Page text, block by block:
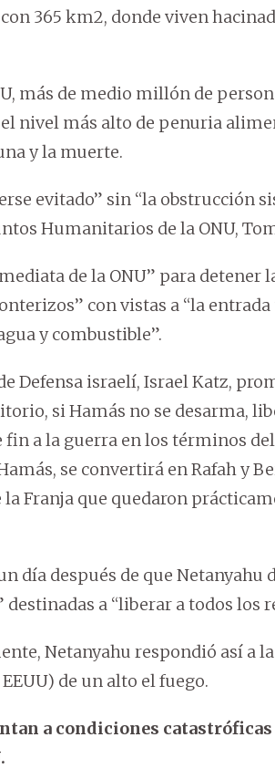
365 km2, donde viven
más de medio millón de
nivel más alto de penuria
y la muerte.
evitado” sin “la obstrucción
Humanitarios de la ONU,
de la ONU” para detener
con vistas a “la
y combustible”.
Defensa israelí, Israel Katz,
si Hamás no se desarma,
a la guerra en los términos del
se convertirá en Rafah y
la Franja que quedaron
día después de que Netanyahu
a “liberar a todos los
Netanyahu respondió así a
de un alto el fuego.
a condiciones catastróficas